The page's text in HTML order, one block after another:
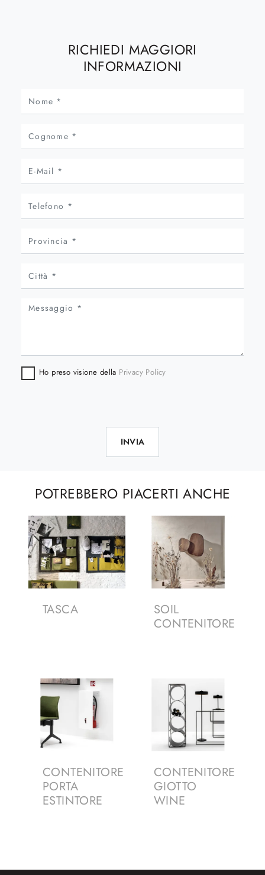
RICHIEDI MAGGIORI
INFORMAZIONI
Ho preso visione della Privacy Policy
INVIA
POTREBBERO PIACERTI ANCHE
TASCA
SOIL
CONTENITORE
CONTENITORE
PORTA
ESTINTORE
CONTENITORE
GIOTTO
WINE